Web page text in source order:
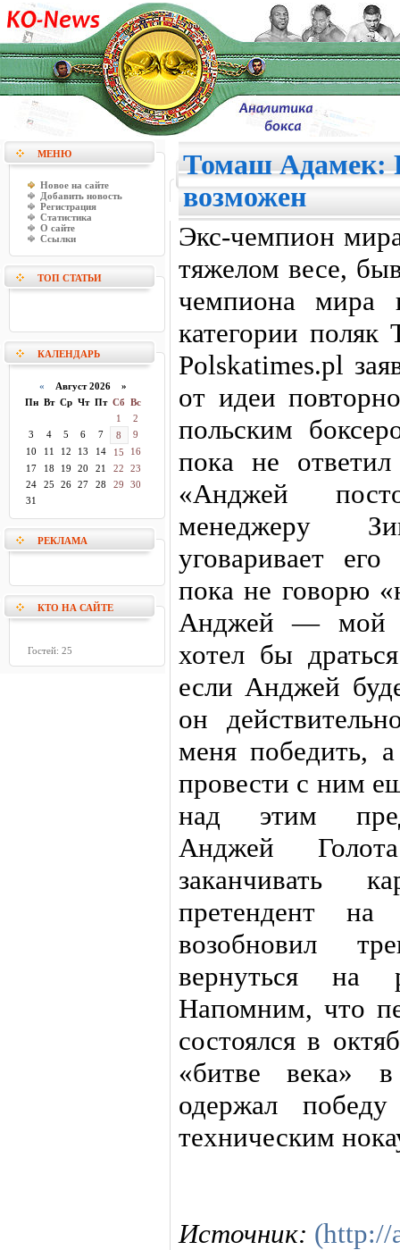
МЕНЮ
Новое на сайте
Добавить новость
Регистрация
Статистика
О сайте
Ссылки
ТОП СТАТЬИ
КАЛЕНДАРЬ
« Август 2026 »
Пн Вт Ср Чт Пт Сб Вс
1
2
3
4 5 6 7 8
9
10
11 12 13 14 15
16
17
18 19 20 21 22
23
24
25 26 27 28 29
30
31
РЕКЛАМА
КТО НА САЙТЕ
Гостей: 25
Томаш Адамек:
возможен
Экс-чемпион
тяжелом весе,
чемпиона мира
категории
Polskatimes.pl
от идеи
польским
пока не
«Анджей
менеджеру
уговаривает
пока не говорю
Анджей — мой
хотел бы
если Анджей
он
меня победить,
провести с ним
над этим
Анджей
заканчивать
претендент
возобновил
вернуться
Напомним, что
состоялся в
«битве века»
одержал
техническим
Источник: (http://